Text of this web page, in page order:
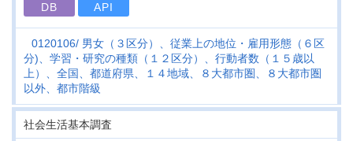
DB API
0120106
男女（３区分）、従業上の地位・雇用形態（６区
分)、学習・研究の種類（１２区分）、行動者数（１５歳以
上）、全国、都道府県、１４地域、８大都市圏、８大都市圏
以外、都市階級
社会生活基本調査